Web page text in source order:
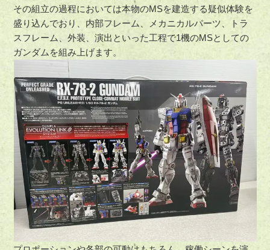
その組立の過程においては本物のMSを建造する疑似体験を
盛り込んでおり、内部フレーム、メカニカルパーツ、トラ
スフレーム、外装、演出といった工程で1機のMSとしての
ガンダムを組み上げます。